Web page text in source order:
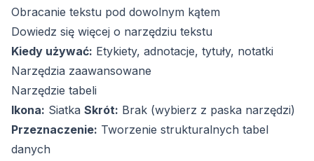
Obracanie tekstu pod dowolnym kątem
Dowiedz się więcej o narzędziu tekstu
Kiedy używać: Etykiety, adnotacje, tytuły, notatki
Narzędzia zaawansowane
Narzędzie tabeli
Ikona: Siatka Skrót: Brak (wybierz z paska narzędzi)
Przeznaczenie: Tworzenie strukturalnych tabel
danych